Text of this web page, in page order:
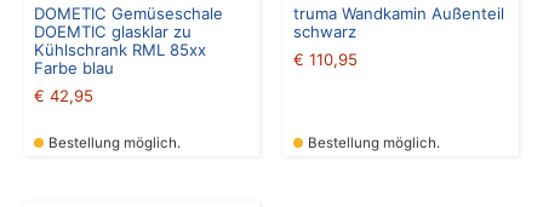
DOMETIC Gemüseschale
DOEMTIC glasklar zu
Kühlschrank RML 85xx
Farbe blau
€ 42,95
Bestellung möglich.
truma Wandkamin Außenteil
schwarz
€ 110,95
Bestellung möglich.